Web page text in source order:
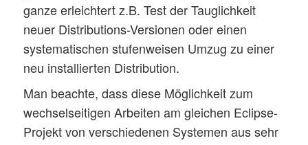
ganze erleichtert z.B. Test der Tauglichkeit
neuer Distributions-Versionen oder einen
systematischen stufenweisen Umzug zu einer
neu installierten Distribution.
Man beachte, dass diese Möglichkeit zum
wechselseitigen Arbeiten am gleichen Eclipse-
Projekt von verschiedenen Systemen aus sehr